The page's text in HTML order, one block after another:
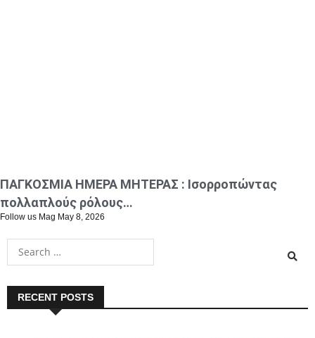
ΠΑΓΚΟΣΜΙΑ ΗΜΕΡΑ ΜΗΤΕΡΑΣ : Ισορροπώντας
πολλαπλούς ρόλους…
Follow us Mag May 8, 2026
RECENT POSTS